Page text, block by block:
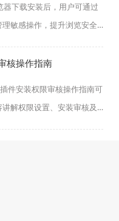
下载安装后，用户可通过
敏感操作，提升浏览安全
核操作指南
件安装权限审核操作指南可
解权限设置、安装审核及